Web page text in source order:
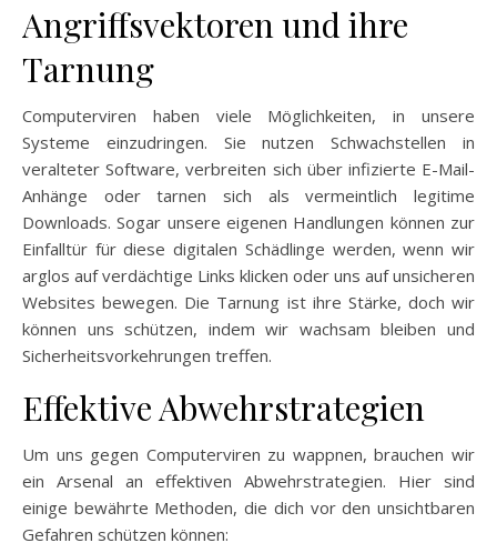
Angriffsvektoren und ihre
Tarnung
Computerviren haben viele Möglichkeiten, in unsere
Systeme einzudringen. Sie nutzen Schwachstellen in
veralteter Software, verbreiten sich über infizierte E-Mail-
Anhänge oder tarnen sich als vermeintlich legitime
Downloads. Sogar unsere eigenen Handlungen können zur
Einfalltür für diese digitalen Schädlinge werden, wenn wir
arglos auf verdächtige Links klicken oder uns auf unsicheren
Websites bewegen. Die Tarnung ist ihre Stärke, doch wir
können uns schützen, indem wir wachsam bleiben und
Sicherheitsvorkehrungen treffen.
Effektive Abwehrstrategien
Um uns gegen Computerviren zu wappnen, brauchen wir
ein Arsenal an effektiven Abwehrstrategien. Hier sind
einige bewährte Methoden, die dich vor den unsichtbaren
Gefahren schützen können: